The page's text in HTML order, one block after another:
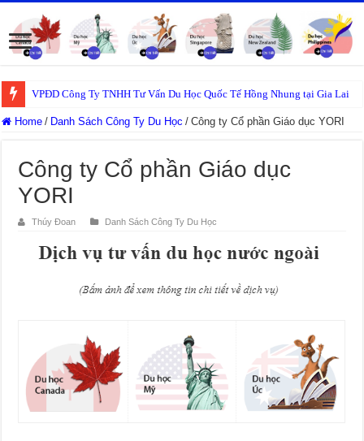
VPĐD Công Ty TNHH Tư Vấn Du Học Quốc Tế Hồng Nhung tại Gia Lai
Home / Danh Sách Công Ty Du Học / Công ty Cổ phần Giáo dục YORI
Công ty Cổ phần Giáo dục
YORI
Thúy Đoan Danh Sách Công Ty Du Học